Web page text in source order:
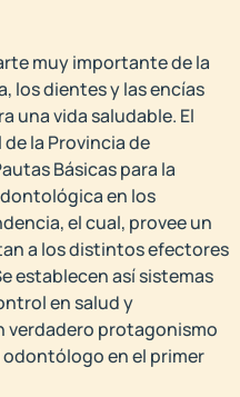
muy importante de la
los dientes y las encías
una vida saludable. El
la Provincia de
Básicas para la
en los
el cual, provee un
a los distintos efectores
establecen así sistemas
en salud y
protagonismo
en el primer